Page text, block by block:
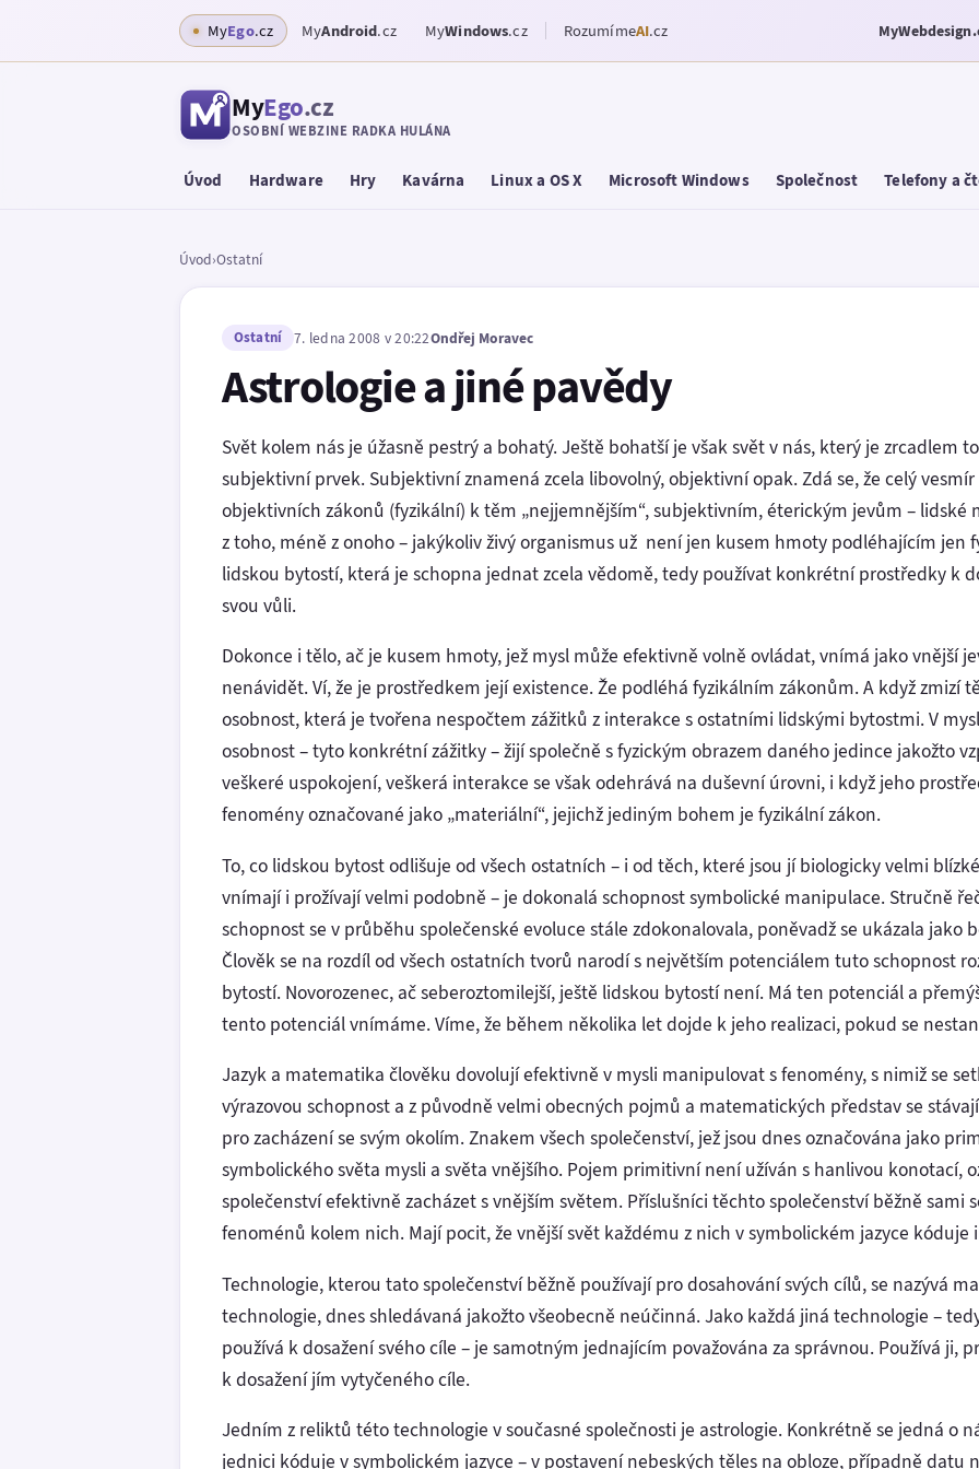
MyEgo.cz MyAndroid.cz MyWindows.cz RozumímeAI.cz
MyEgo.cz
OSOBNÍ WEBZINE RADKA HULÁNA
Úvod Hardware Hry Kavárna Linux a OS X Microsoft Windows Společnost Telefony a
Úvod›Ostatní
Ostatní 7. ledna 2008 v 20:22Ondřej Moravec
Astrologie a jiné pavědy
Svět kolem nás je úžasně pestrý a bohatý. Ještě bohatší je však svět v nás, který je zrcadlem
subjektivní prvek. Subjektivní znamená zcela libovolný, objektivní opak. Zdá se, že celý
objektivních zákonů (fyzikální) k těm „nejjemnějším“, subjektivním, éterickým jevům – lidské
z toho, méně z onoho – jakýkoliv živý organismus už není jen kusem hmoty podléhajícím jen
lidskou bytostí, která je schopna jednat zcela vědomě, tedy používat konkrétní prostředky k
svou vůli.
Dokonce i tělo, ač je kusem hmoty, jež mysl může efektivně volně ovládat, vnímá jako vnější
nenávidět. Ví, že je prostředkem její existence. Že podléhá fyzikálním zákonům. A když zmizí
osobnost, která je tvořena nespočtem zážitků z interakce s ostatními lidskými bytostmi. V
osobnost – tyto konkrétní zážitky – žijí společně s fyzickým obrazem daného jedince jakožto
veškeré uspokojení, veškerá interakce se však odehrává na duševní úrovni, i když jeho
fenomény označované jako „materiální“, jejichž jediným bohem je fyzikální zákon.
To, co lidskou bytost odlišuje od všech ostatních – i od těch, které jsou jí biologicky velmi
vnímají i prožívají velmi podobně – je dokonalá schopnost symbolické manipulace. Stručně
schopnost se v průběhu společenské evoluce stále zdokonalovala, poněvadž se ukázala jako
Člověk se na rozdíl od všech ostatních tvorů narodí s největším potenciálem tuto schopnost
bytostí. Novorozenec, ač seberoztomilejší, ještě lidskou bytostí není. Má ten potenciál a
tento potenciál vnímáme. Víme, že během několika let dojde k jeho realizaci, pokud se
Jazyk a matematika člověku dovolují efektivně v mysli manipulovat s fenomény, s nimiž se
výrazovou schopnost a z původně velmi obecných pojmů a matematických představ se
pro zacházení se svým okolím. Znakem všech společenství, jež jsou dnes označována jako
symbolického světa mysli a světa vnějšího. Pojem primitivní není užíván s hanlivou konotací,
společenství efektivně zacházet s vnějším světem. Příslušníci těchto společenství běžně sami
fenoménů kolem nich. Mají pocit, že vnější svět každému z nich v symbolickém jazyce
Technologie, kterou tato společenství běžně používají pro dosahování svých cílů, se nazývá
technologie, dnes shledávaná jakožto všeobecně neúčinná. Jako každá jiná technologie –
používá k dosažení svého cíle – je samotným jednajícím považována za správnou. Používá ji,
k dosažení jím vytyčeného cíle.
Jedním z reliktů této technologie v současné společnosti je astrologie. Konkrétně se jedná o
jednici kóduje v symbolickém jazyce – v postavení nebeských těles na obloze, případně datu